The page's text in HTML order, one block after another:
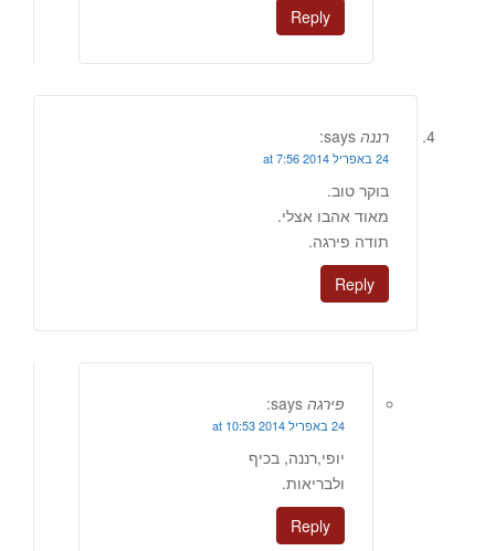
Reply
רננה says:
24 באפריל 2014 at 7:56
בוקר טוב.
מאוד אהבו אצלי.
תודה פירגה.
Reply
פירגה says:
24 באפריל 2014 at 10:53
יופי,רננה, בכיף
ולבריאות.
Reply